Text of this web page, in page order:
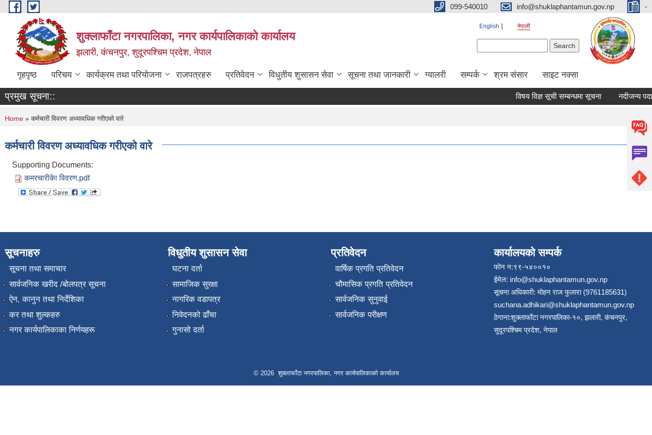
Skip to main content 099-540010 info@shuklaphantamun.gov.np -
शुक्लाफाँटा नगरपालिका, नगर कार्यपालिकाको कार्यालय
झलारी, कंचनपुर, शुदूरपश्चिम प्रदेश, नेपाल
English नेपाली
गृहपृष्ठ परिचय कार्यक्रम तथा परियोजना राजपत्रहरु प्रतिवेदन विधुतीय शुसासन सेवा सूचना तथा जानकारी ग्यालरी सम्पर्क श्रम संसार साइट नक्सा
प्रमुख सूचना:: विषय विज्ञ सूची सम्बन्धमा सूचना नदीजन्य
You are here
Home » कर्मचारी विवरण अध्यावधिक गरीएको वारे
कर्मचारी विवरण अध्यावधिक गरीएको वारे
Supporting Documents:
कमरचारीकेा विवरण.pdf
सूचनाहरु
सूचना तथा समाचार
सार्वजनिक खरीद /बोलपत्र सूचना
ऐन, कानुन तथा निर्देशिका
कर तथा शुल्कहरु
नगर कार्यपालिकाका निर्णयहरू
विधुतीय शुसासन सेवा
घटना दर्ता
सामाजिक सुरक्षा
नागरिक वडापत्र
निवेदनको ढाँचा
गुनासो दर्ता
प्रतिवेदन
वार्षिक प्रगति प्रतिवेदन
चौमासिक प्रगति प्रतिवेदन
सार्वजनिक सुनुवाई
सार्वजनिक परीक्षण
कार्यालयको सम्पर्क
फोन न:९९-५४००१०
ईमेल: info@shuklaphantamun.gov.np
सूचना अधिकारी: मोहन राज फुलारा (9761185631)
suchana.adhikari@shuklaphantamun.gov.np
ठेगाना:शुक्लाफाँटा नगरपालिका-१०, झलारी, कंचनपुर,
सुदूरपश्चिम प्रदेश, नेपाल
© 2026 शुक्लाफाँटा नगरपालिका, नगर कार्यपालिकाको कार्यालय